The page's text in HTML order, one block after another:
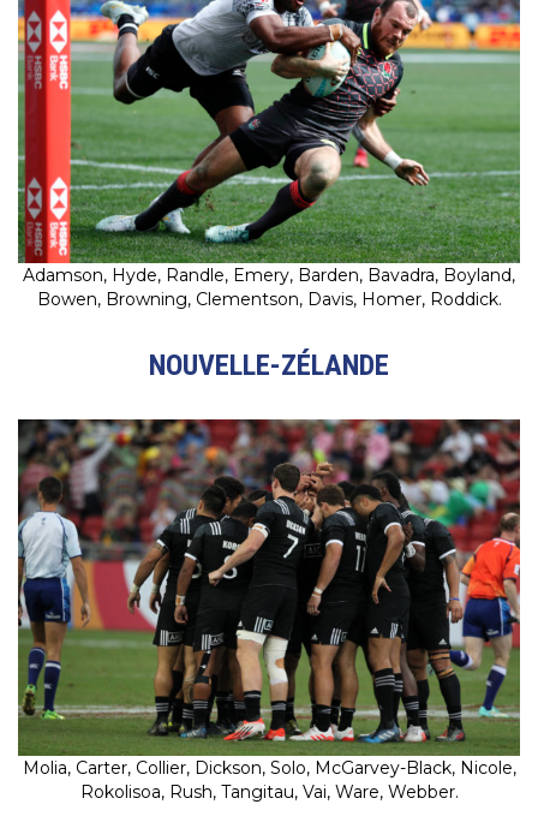
Adamson, Hyde, Randle, Emery, Barden, Bavadra, Boyland,
Bowen, Browning, Clementson, Davis, Homer, Roddick.
NOUVELLE-ZÉLANDE
Molia, Carter, Collier, Dickson, Solo, McGarvey-Black, Nicole,
Rokolisoa, Rush, Tangitau, Vai, Ware, Webber.